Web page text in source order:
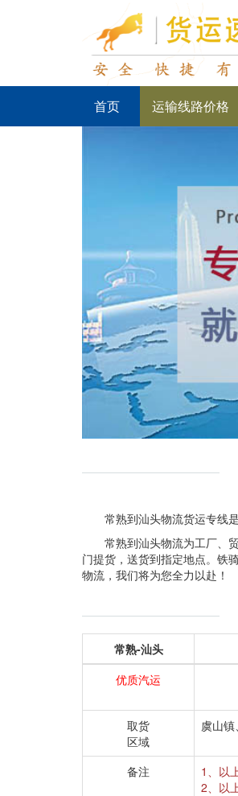
首页 运输线路价格
常熟到汕头物流货运专线
常熟到汕头物流为工厂、
门提货，送货到指定地点。铁
物流，我们将为您全力以赴！
常熟-汕头
优质汽运
取货
区域
虞山
备注
1、以
2、以